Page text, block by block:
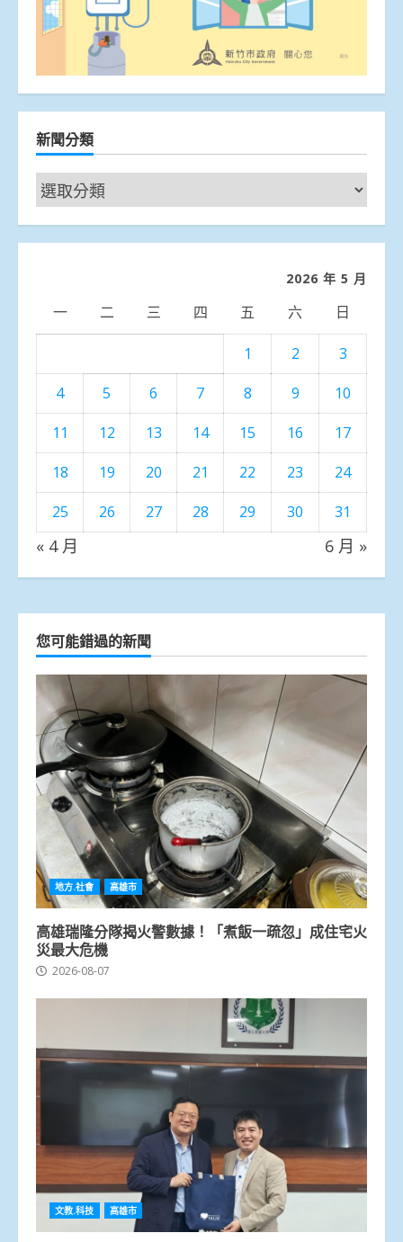
新聞分類
新
聞
分
2026 年 5 月
一 二 三 四 五 六 日
1 2
3
4
5 6 7 8 9
10
11
12 13 14 15 16
17
18
19 20 21 22 23
24
25
26 27 28 29 30 31
« 4 月 6 月 »
您可能錯過的新聞
地方.社會 高雄市
高雄瑞隆分隊揭火警數據！「煮飯一疏忽」成住宅火
災最大危機
2026-08-07
文教.科技 高雄市